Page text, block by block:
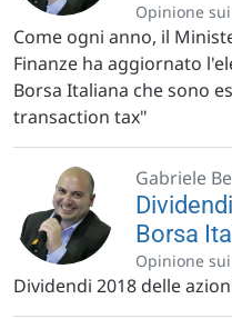
Opinione
Come ogni anno, il
Finanze ha aggiornato
Borsa Italiana che sono
transaction tax"
Gabriele
Borsa
Opinione
Dividendi 2018 delle